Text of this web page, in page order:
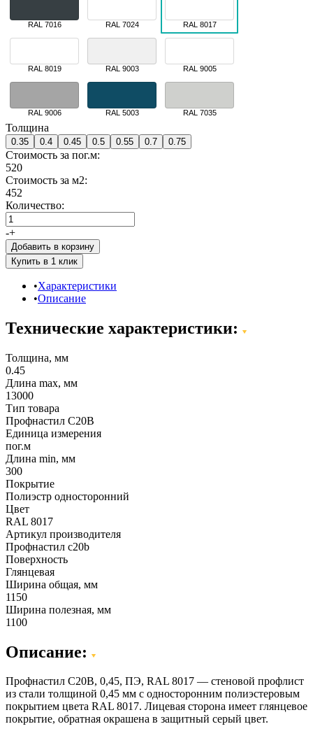
RAL 7016 RAL 7024 RAL 8017
RAL 8019 RAL 9003 RAL 9005
RAL 9006 RAL 5003 RAL 7035
Толщина
0.35 0.4 0.45 0.5 0.55 0.7 0.75
Стоимость за пог.м:
520
Стоимость за м2:
452
Количество:
-+
Добавить в корзину
Характеристики
Описание
Технические характеристики:
Толщина, мм
0.45
Длина max, мм
13000
Тип товара
Профнастил С20В
Единица измерения
пог.м
Длина min, мм
300
Покрытие
Полиэстр односторонний
Цвет
RAL 8017
Артикул производителя
Профнастил c20b
Поверхность
Глянцевая
Ширина общая, мм
1150
Ширина полезная, мм
1100
Описание:
Профнастил C20B, 0,45, ПЭ, RAL 8017 — стеновой профлист
из стали толщиной 0,45 мм с односторонним полиэстеровым
покрытием цвета RAL 8017. Лицевая сторона имеет глянцевое
покрытие, обратная окрашена в защитный серый цвет.